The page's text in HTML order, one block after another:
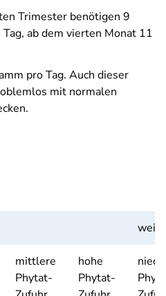
Trimester benötigen 9
ab dem vierten Monat 11
pro Tag. Auch dieser
mit normalen
mittlere
Phytat-
hohe
Phytat-